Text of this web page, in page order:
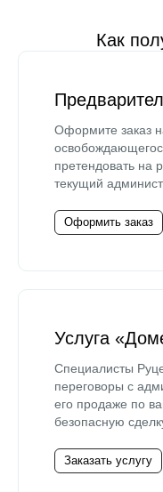
Как
Оформите заказ
претендовать на
текущий
Оформить заказ
Услуга
Специалисты
переговоры с
его продаже по
безопасную
Заказать услугу